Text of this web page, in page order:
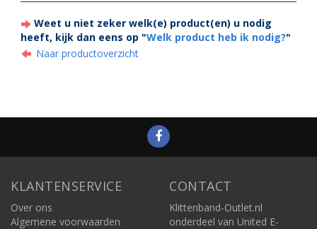
Weet u niet zeker welk(e) product(en) u nodig
heeft, kijk dan eens op "Welk product heb ik nodig?"
Naar productoverzicht
KLANTENSERVICE
Over ons
Algemene voorwaarden
CONTACT
Klittenband-Outlet.nl
onderdeel van United E-